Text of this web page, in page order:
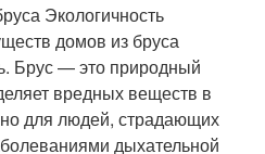
Экологичность
домов из бруса
Брус — это природный
вредных веществ в
для людей, страдающих
дыхательной